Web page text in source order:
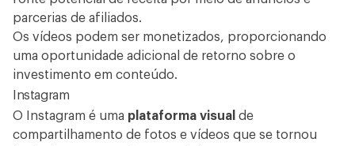
parcerias de afiliados.
Os vídeos podem ser monetizados, proporcionando
uma oportunidade adicional de retorno sobre o
investimento em conteúdo.
Instagram
O Instagram é uma plataforma visual de
compartilhamento de fotos e vídeos que se tornou